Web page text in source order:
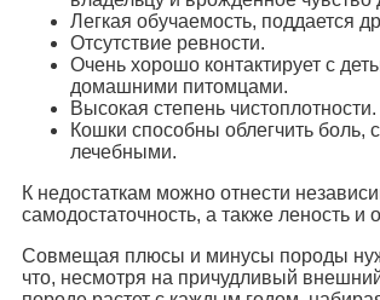
Легкая обучаемость, поддается
Отсутствие ревности.
Очень хорошо контактирует с
домашними питомцами.
Высокая степень чистоплотности.
Кошки способны облегчить боль,
лечебными.
К недостаткам можно отнести
самодостаточность, а также леность и
Совмещая плюсы и минусы породы
что, несмотря на причудливый